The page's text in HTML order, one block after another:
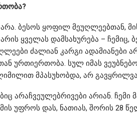
ბესოს ყოფილ მეუღლეებთან,
ყველას დამსახურება – ჩემიც,
ძალიან კარგი ადამიანები
ურთიერთობა. სულ იმას
მპასუხობდა, არ
არაჩვეულებრივები არიან.
უფროს დას, ნათიას, შორის 28